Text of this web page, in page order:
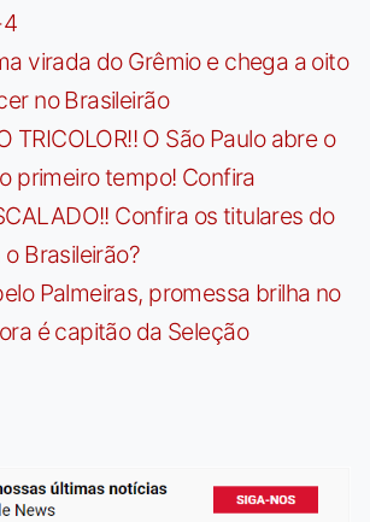
virada do Grêmio e chega a oito
no Brasileirão
TRICOLOR!! O São Paulo abre o
primeiro tempo! Confira
Confira os titulares do
Brasileirão?
Palmeiras, promessa brilha no
é capitão da Seleção